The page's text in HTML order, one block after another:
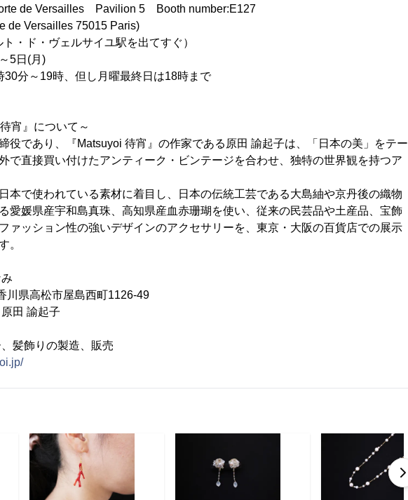
de Versailles Pavilion 5 Booth number:E127
Versailles 75015 Paris)
ド・ヴェルサイユ駅を出てすぐ）
5日(月)
～19時、但し月曜最終日は18時まで
宵』について～
役であり、『Matsuyoi 待宵』の作家である原田 諭起子は、「日本の美」をテー
で直接買い付けたアンティーク・ビンテージを合わせ、独特の世界観を持つア
本で使われている素材に着目し、日本の伝統工芸である大島紬や京丹後の織物
愛媛県産宇和島真珠、高知県産血赤珊瑚を使い、従来の民芸品や土産品、宝飾
ァッション性の強いデザインのアクセサリーを、東京・大阪の百貨店での展示
。
県高松市屋島西町1126-49
田 諭起子
髪飾りの製造、販売